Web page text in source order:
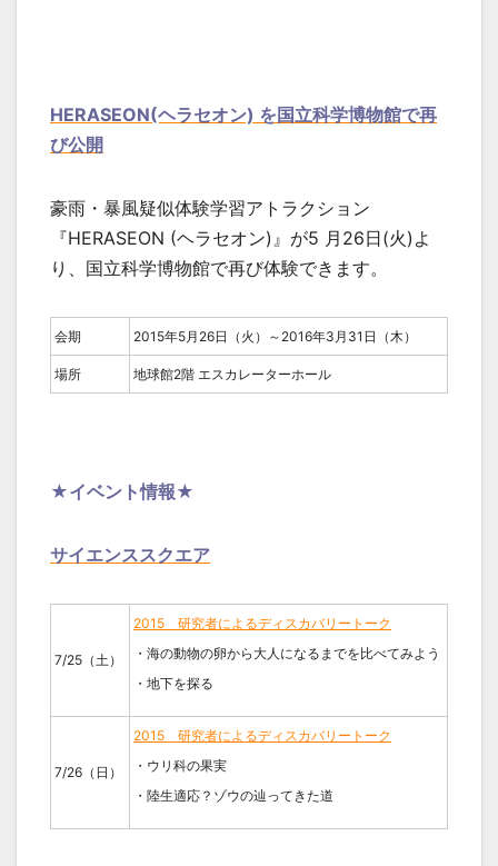
HERASEON(ヘラセオン) を国立科学博物館で再
び公開
豪雨・暴風疑似体験学習アトラクション
『HERASEON (ヘラセオン)』が5 月26日(火)よ
り、国立科学博物館で再び体験できます。
会期 2015年5月26日（火）～2016年3月31日（木）
場所 地球館2階 エスカレーターホール
★イベント情報★
サイエンススクエア
7/25（土）
2015 研究者によるディスカバリートーク
・海の動物の卵から大人になるまでを比べてみよう
・地下を探る
7/26（日）
2015 研究者によるディスカバリートーク
・ウリ科の果実
・陸生適応？ゾウの辿ってきた道